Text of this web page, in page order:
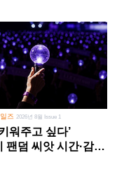
즈 2026년 8월 Issue 1
워주고 싶다’
팬덤 씨앗 시간·감정